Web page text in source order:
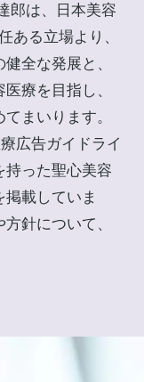
郎は、日本美容
ある立場より、
全な発展と、
療を目指し、
まいります。
広告ガイドライ
持った聖心美容
載していま
針について、